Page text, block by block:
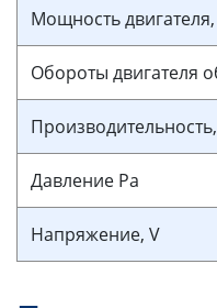
Мощность двигателя,
Обороты двигателя
Давление Pa
Напряжение, V